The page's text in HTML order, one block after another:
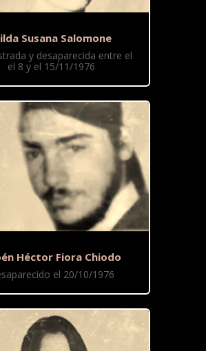
Susana Salomone
y desaparecida entre el
el 8 y el 15/11/1976
Héctor Fiora Chiodo
el 20/10/1976